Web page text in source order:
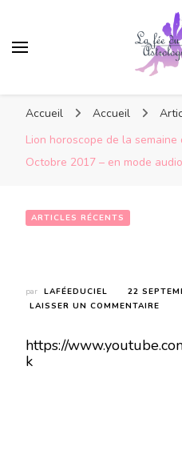
Accueil Accueil
Lion horoscope de la
Octobre 2017 – en mode
ARTICLES RÉCENTS
par LAFÉEDUCIEL
22
LAISSER UN COMMENTAIRE
DE
https://
k